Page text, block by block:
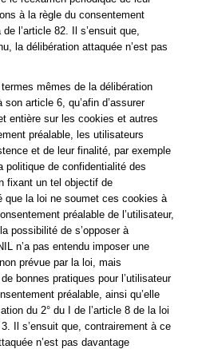
à la règle du consentement
l’article 82. Il s’ensuit que,
la délibération attaquée n’est pas
mêmes de la délibération
article 6, qu’afin d’assurer
entière sur les cookies et autres
préalable, les utilisateurs
et de leur finalité, par exemple
politique de confidentialité des
fixant un tel objectif de
que la loi ne soumet ces cookies à
préalable de l’utilisateur,
possibilité de s’opposer à
n’a pas entendu imposer une
prévue par la loi, mais
bonnes pratiques pour l’utilisateur
préalable, ainsi qu’elle
du 2° du I de l’article 8 de la loi
Il s’ensuit que, contrairement à ce
n’est pas davantage